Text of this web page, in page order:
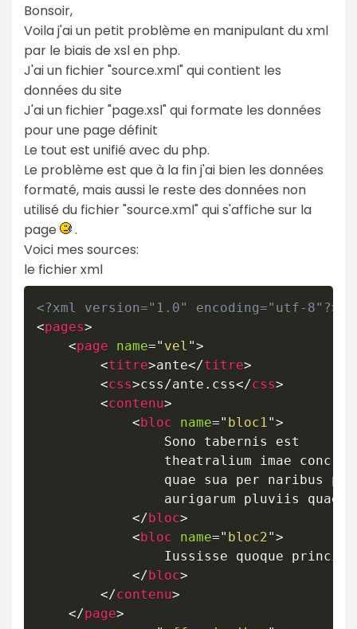
Bonsoir,
Voila j'ai un petit problème en manipulant du xml
par le biais de xsl en php.
J'ai un fichier "source.xml" qui contient les
données du site
J'ai un fichier "page.xsl" qui formate les données
pour une page définit
Le tout est unifié avec du php.
Le problème est que à la fin j'ai bien les données
formaté, mais aussi le reste des données non
utilisé du fichier "source.xml" qui s'affiche sur la
page
.
Voici mes sources:
le fichier xml
<?xml version="1.0" encoding="utf-8"?>
<pages>
<page name=" vel ">
<titre>ante</titre>
<css>css/ante.css</css>
<contenu>
<bloc name=" bloc1 ">
</bloc>
<bloc name=" bloc2">
</bloc>
</contenu>
</page>